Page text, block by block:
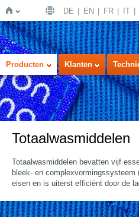
Home
DE EN FR IT
Producten Klanten
Totaalwasmiddelen
Totaalwasmiddelen bevatten vijf
bleek- en
eisen en is uiterst efficiënt door de